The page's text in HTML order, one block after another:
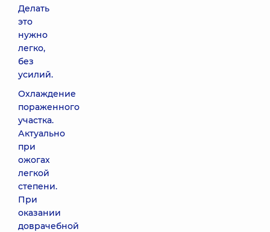
Делать
это
нужно
легко,
без
усилий.
Охлаждение
пораженного
участка.
Актуально
при
ожогах
легкой
степени.
При
оказании
доврачебной